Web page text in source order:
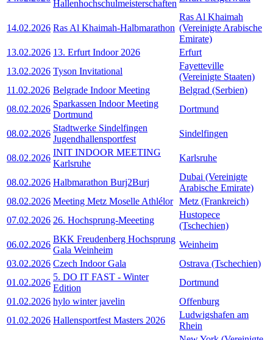
Hallenhochschulmeisterschaften
14.02.2026 Ras Al Khaimah-Halbmarathon
Ras Al Khaimah
(Vereinigte Arabische
Emirate)
13.02.2026 13. Erfurt Indoor 2026
Erfurt
13.02.2026 Tyson Invitational
Fayetteville
(Vereinigte Staaten)
11.02.2026 Belgrade Indoor Meeting
Belgrad (Serbien)
08.02.2026
Sparkassen Indoor Meeting
Dortmund
Dortmund
08.02.2026
Stadtwerke Sindelfingen
Jugendhallensportfest
Sindelfingen
08.02.2026
INIT INDOOR MEETING
Karlsruhe
Karlsruhe
08.02.2026 Halbmarathon Burj2Burj
Dubai (Vereinigte
Arabische Emirate)
08.02.2026 Meeting Metz Moselle Athlélor Metz (Frankreich)
07.02.2026 26. Hochsprung-Meeeting
Hustopece
(Tschechien)
06.02.2026
BKK Freudenberg Hochsprung
Gala Weinheim
Weinheim
03.02.2026 Czech Indoor Gala
Ostrava (Tschechien)
01.02.2026
5. DO IT FAST - Winter
Edition
Dortmund
01.02.2026 hylo winter javelin
Offenburg
01.02.2026 Hallensportfest Masters 2026
Ludwigshafen am
Rhein